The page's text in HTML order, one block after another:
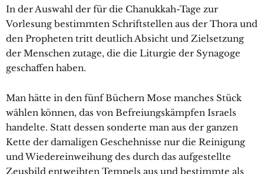
In der Auswahl der für die Chanukkah-Tage zur
Vorlesung bestimmten Schriftstellen aus der Thora und
den Propheten tritt deutlich Absicht und Zielsetzung
der Menschen zutage, die die Liturgie der Synagoge
geschaffen haben.
Man hätte in den fünf Büchern Mose manches Stück
wählen können, das von Befreiungskämpfen Israels
handelte. Statt dessen sonderte man aus der ganzen
Kette der damaligen Geschehnisse nur die Reinigung
und Wiedereinweihung des durch das aufgestellte
Zeusbild entweihten Tempels aus und bestimmte als